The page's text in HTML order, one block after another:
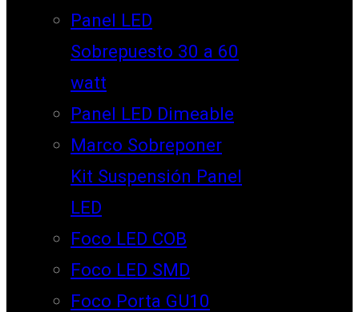
Panel LED
Sobrepuesto 30 a 60
watt
Panel LED Dimeable
Marco Sobreponer
Kit Suspensión Panel
LED
Foco LED COB
Foco LED SMD
Foco Porta GU10